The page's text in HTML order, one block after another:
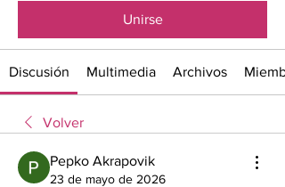
Unirse
Discusión Multimedia Archivos
Volver
Pepko Akrapovik
23 de mayo de 2026